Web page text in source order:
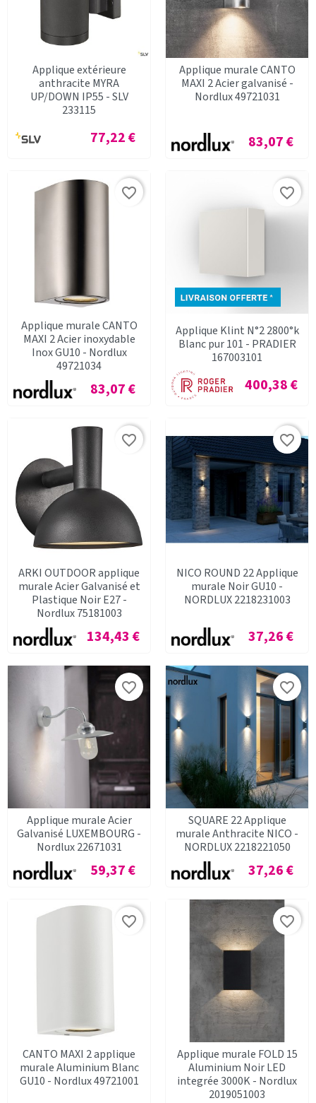
Applique extérieure
anthracite MYRA
UP/DOWN IP55 - SLV
233115
Prix
77,22 €
Applique murale CANTO
MAXI 2 Acier galvanisé -
Nordlux 49721031
Prix
83,07 €
Applique murale CANTO
MAXI 2 Acier inoxydable
Inox GU10 - Nordlux
49721034
Prix
83,07 €
favorite_border
Applique Klint N°2 2800°k
Blanc pur 101 - PRADIER
167003101
Prix
400,38 €
favorite_border
ARKI OUTDOOR applique
murale Acier Galvanisé et
Plastique Noir E27 -
Nordlux 75181003
Prix
134,43 €
favorite_border
NICO ROUND 22 Applique
murale Noir GU10 -
NORDLUX 2218231003
Prix
37,26 €
favorite_border
Applique murale Acier
Galvanisé LUXEMBOURG -
Nordlux 22671031
Prix
59,37 €
favorite_border
SQUARE 22 Applique
murale Anthracite NICO -
NORDLUX 2218221050
Prix
37,26 €
favorite_border
CANTO MAXI 2 applique
murale Aluminium Blanc
GU10 - Nordlux 49721001
favorite_border
Applique murale FOLD 15
Aluminium Noir LED
integrée 3000K - Nordlux
2019051003
favorite_border